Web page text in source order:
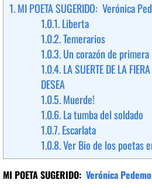
1.MI POETA SUGERIDO: Verónica
1.0.1.Liberta
1.0.2.Temerarios
1.0.3.Un corazón de primera
1.0.4.LA SUERTE DE LA
DESEA
1.0.5.Muerde!
1.0.6.La tumba del soldado
1.0.7.Escarlata
1.0.8.Ver Bio de los poetas
MI POETA SUGERIDO: Verónica